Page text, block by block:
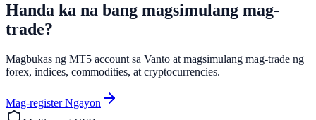
Handa ka na bang magsimulang mag-
trade?
Magbukas ng MT5 account sa Vanto at magsimulang mag-trade ng
forex, indices, commodities, at cryptocurrencies.
Mag-register Ngayon